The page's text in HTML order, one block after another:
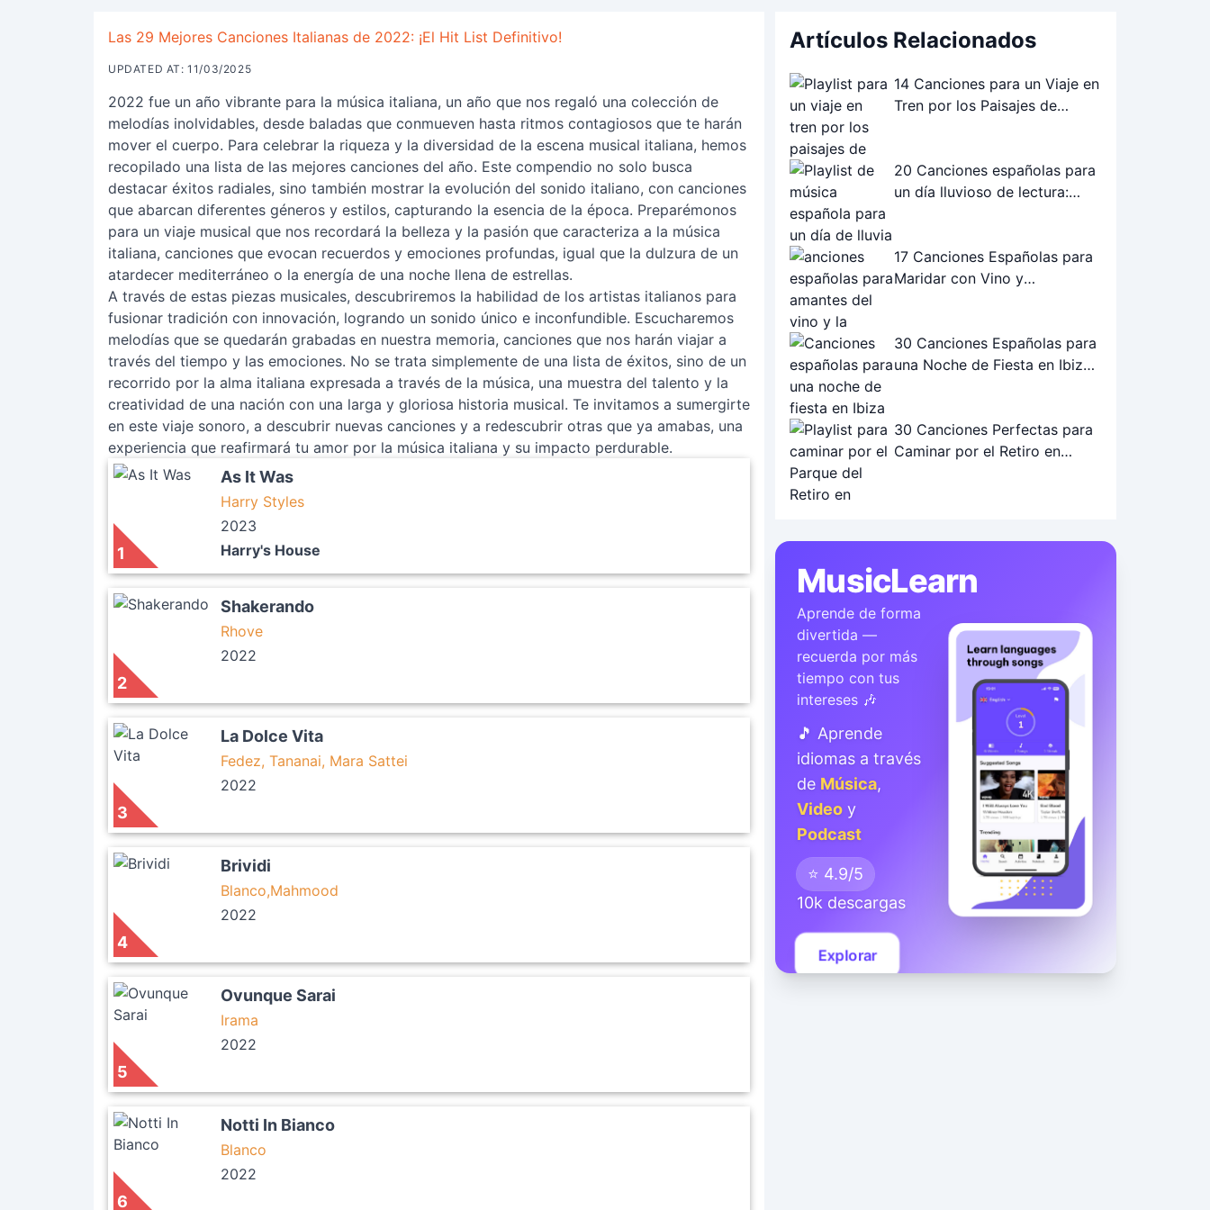
Las 29 Mejores Canciones Italianas de 2022: ¡El Hit List Definitivo!
UPDATED AT: 11/03/2025
2022 fue un año vibrante para la música italiana, un año que nos regaló una colección de
melodías inolvidables, desde baladas que conmueven hasta ritmos contagiosos que te harán
mover el cuerpo. Para celebrar la riqueza y la diversidad de la escena musical italiana, hemos
recopilado una lista de las mejores canciones del año. Este compendio no solo busca
destacar éxitos radiales, sino también mostrar la evolución del sonido italiano, con canciones
que abarcan diferentes géneros y estilos, capturando la esencia de la época. Preparémonos
para un viaje musical que nos recordará la belleza y la pasión que caracteriza a la música
italiana, canciones que evocan recuerdos y emociones profundas, igual que la dulzura de un
atardecer mediterráneo o la energía de una noche llena de estrellas.
A través de estas piezas musicales, descubriremos la habilidad de los artistas italianos para
fusionar tradición con innovación, logrando un sonido único e inconfundible. Escucharemos
melodías que se quedarán grabadas en nuestra memoria, canciones que nos harán viajar a
través del tiempo y las emociones. No se trata simplemente de una lista de éxitos, sino de un
recorrido por la alma italiana expresada a través de la música, una muestra del talento y la
creatividad de una nación con una larga y gloriosa historia musical. Te invitamos a sumergirte
en este viaje sonoro, a descubrir nuevas canciones y a redescubrir otras que ya amabas, una
experiencia que reafirmará tu amor por la música italiana y su impacto perdurable.
1
As It Was
Harry Styles
2023
Harry's House
2
Shakerando
Rhove
2022
3
La Dolce Vita
Fedez, Tananai, Mara Sattei
2022
4
Brividi
Blanco,Mahmood
2022
5
Ovunque Sarai
Irama
2022
6
Notti In Bianco
Blanco
2022
Artículos Relacionados
14 Canciones para un Viaje en
Tren por los Paisajes de
20 Canciones españolas para
un día lluvioso de lectura:
17 Canciones Españolas para
Maridar con Vino y
30 Canciones Españolas para
una Noche de Fiesta en Ibiza:
30 Canciones Perfectas para
Caminar por el Retiro en
MusicLearn
Aprende de forma
divertida —
recuerda por más
tiempo con tus
intereses 🎶
🎵 Aprende
idiomas a través
de Música,
Video y
Podcast
⭐ 4.9/5
10k descargas
Explorar